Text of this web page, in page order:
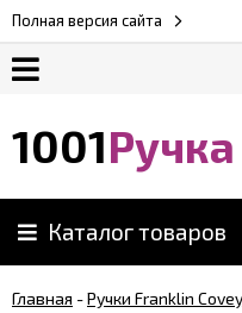
Полная версия сайта
1001Ручка
Каталог товаров
Главная -Ручки Franklin Covey